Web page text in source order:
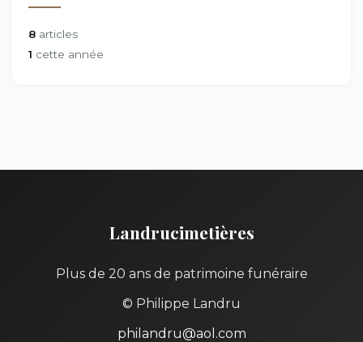
8 articles
1 cette année
Landrucimetières
Plus de 20 ans de patrimoine funéraire
© Philippe Landru
philandru@aol.com